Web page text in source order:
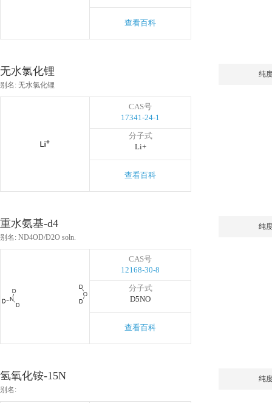
查看百科
无水氯化锂
别名: 无水氯化锂
CAS号
17341-24-1
分子式
Li+
查看百科
纯
重水氨基-d4
别名: ND4OD/D2O soln.
CAS号
12168-30-8
分子式
D5NO
查看百科
纯
氢氧化铵-15N
别名:
纯